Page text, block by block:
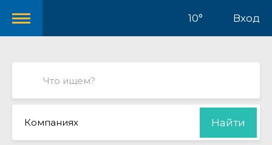
10° Вход
Компаниях Найти